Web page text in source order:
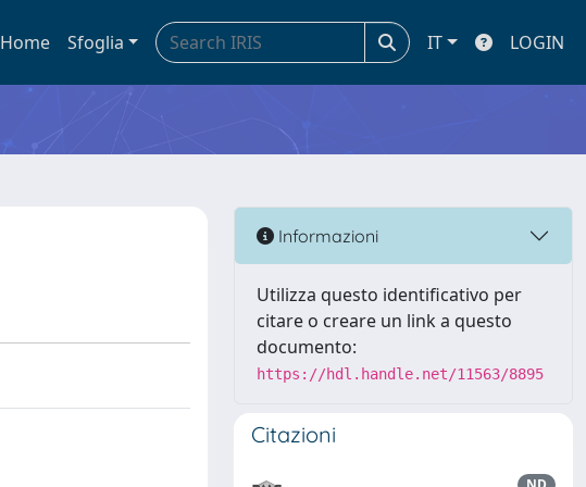
Home Sfoglia IT LOGIN
Informazioni
Utilizza questo identificativo per
citare o creare un link a questo
documento:
https://hdl.handle.net/11563/8895
Citazioni